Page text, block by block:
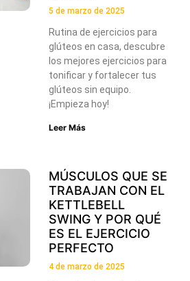
5 de marzo de 2025
Rutina de ejercicios para
glúteos en casa, descubre
los mejores ejercicios para
tonificar y fortalecer tus
glúteos sin equipo.
¡Empieza hoy!
Leer Más
MÚSCULOS QUE SE
TRABAJAN CON EL
KETTLEBELL
SWING Y POR QUÉ
ES EL EJERCICIO
PERFECTO
4 de marzo de 2025